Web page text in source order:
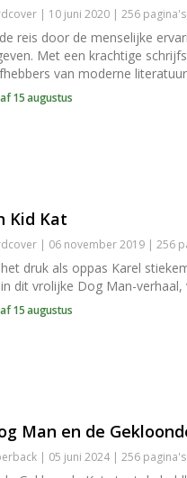
| 10 juni 2020 | 256
reis door de menselijke
Met een krachtige
van moderne
15 augustus
Kid Kat
| 06 november 2019 | 256
druk als oppas Karel
dit vrolijke Dog Man-
15 augustus
Man en de
| 05 juni 2024 | 256